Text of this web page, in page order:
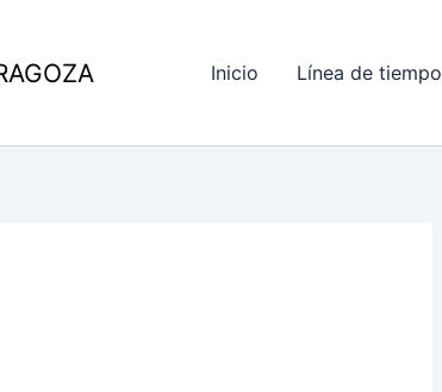
Inicio Línea de tiempo